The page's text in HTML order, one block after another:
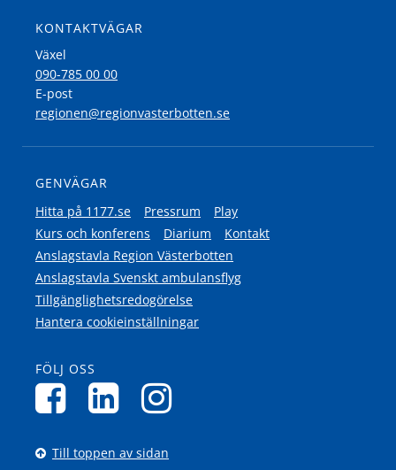
KONTAKTVÄGAR
Växel
090-785 00 00
E-post
regionen@regionvasterbotten.se
GENVÄGAR
Hitta på 1177.se
Pressrum
Play
Kurs och konferens
Diarium
Kontakt
Anslagstavla Region Västerbotten
Anslagstavla Svenskt ambulansflyg
Tillgänglighetsredogörelse
Hantera cookieinställningar
FÖLJ OSS
Till toppen av sidan